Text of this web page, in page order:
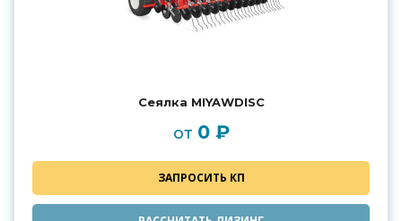
Сеялка MIYAWDISC
от 0 ₽
ЗАПРОСИТЬ КП